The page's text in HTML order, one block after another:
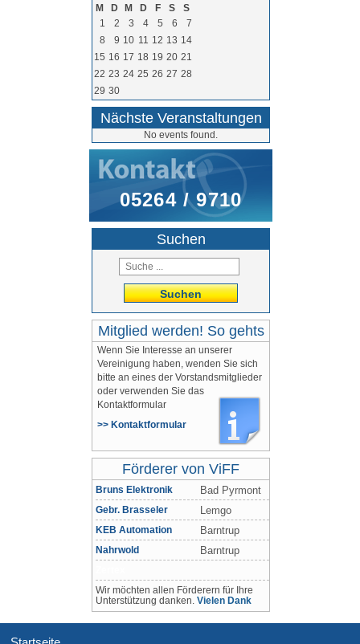
M
D M D F S
S
1
2 3 4 5 6
7
8
9 10 11 12 13 14
15 16 17 18 19 20 21
22 23 24 25 26 27 28
29 30
Nächste Veranstaltungen
No events found.
05264 / 9710
Suchen
Suchen
Mitglied werden! So gehts
Wenn Sie Interesse an unserer
Vereinigung haben, wenden Sie sich
bitte an eines der Vorstandsmitglieder
oder verwenden Sie das
Kontaktformular
>> Kontaktformular
Förderer von ViFF
Bruns Elektronik Bad Pyrmont
Gebr. Brasseler Lemgo
KEB Automation Barntrup
Nahrwold Barntrup
Wir möchten allen Förderern für Ihre
Unterstützung danken. Vielen Dank